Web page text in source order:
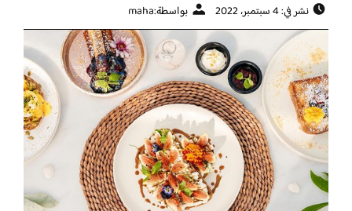
نشر في: 4 سبتمبر، 2022 بواسطة:maha